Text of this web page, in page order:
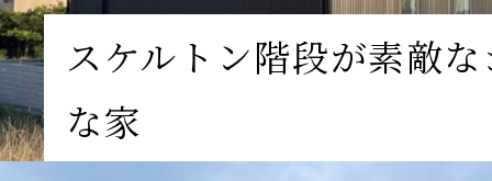
スケルトン階段が素敵
な家